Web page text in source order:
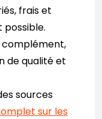
frais et
possible.
complément,
de qualité et
sources
sur les